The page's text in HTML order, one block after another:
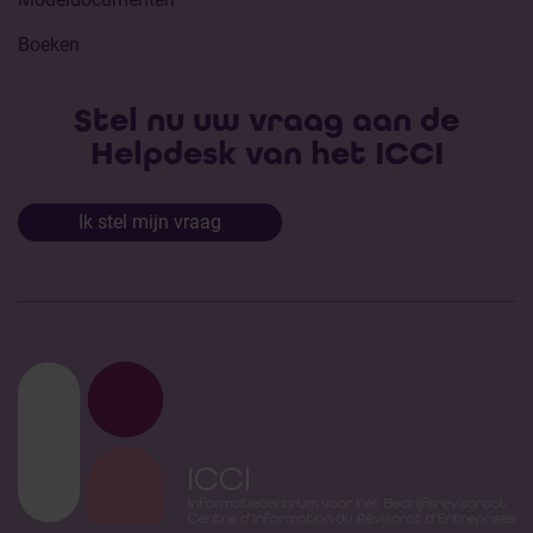
Boeken
Stel nu uw vraag aan de
Helpdesk van het ICCI
Ik stel mijn vraag